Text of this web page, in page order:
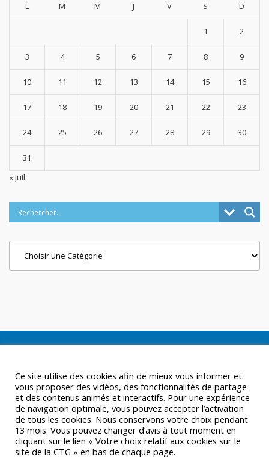
L M M J V S D
1 2
3 4 5 6 7 8 9
10 11 12 13 14 15 16
17 18 19 20 21 22 23
24 25 26 27 28 29 30
31
« Juil
Ce site utilise des cookies afin de mieux vous informer et
vous proposer des vidéos, des fonctionnalités de partage
et des contenus animés et interactifs. Pour une expérience
de navigation optimale, vous pouvez accepter l’activation
de tous les cookies. Nous conservons votre choix pendant
13 mois. Vous pouvez changer d’avis à tout moment en
cliquant sur le lien « Votre choix relatif aux cookies sur le
site de la CTG » en bas de chaque page.